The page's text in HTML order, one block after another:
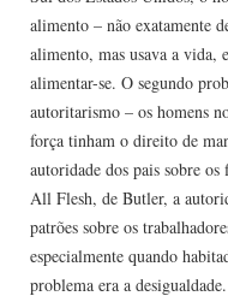
alimento – não exatamente
alimento, mas usava a vida,
alimentar-se. O segundo
autoritarismo – os homens
força tinham o direito de
autoridade dos pais sobre
All Flesh, de Butler, a
patrões sobre os
especialmente quando
problema era a